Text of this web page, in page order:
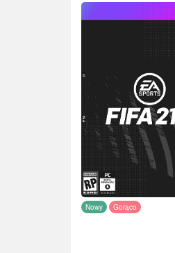
Nowy Gorąco